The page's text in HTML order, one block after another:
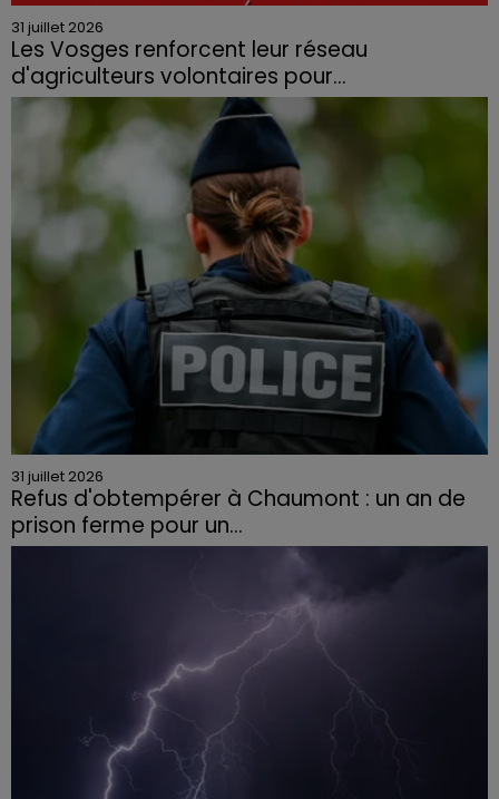
31 juillet 2026
Les Vosges renforcent leur réseau
d'agriculteurs volontaires pour...
Face à la sécheresse et aux risques de départs de feu,
la Chambre d'agriculture des Vosges a lancé un appel
aux agriculteurs volontaires pour venir en aide...
31 juillet 2026
Refus d'obtempérer à Chaumont : un an de
prison ferme pour un...
Le tribunal a également prononcé l'annulation de son